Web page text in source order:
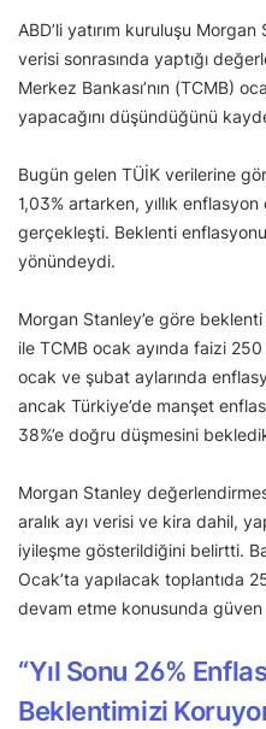
ABD’li yatırım kuruluşu
verisi sonrasında yaptığı
Merkez Bankası’nın (TCMB)
yapacağını düşündüğünü
Bugün gelen TÜİK verilerine
1,03% artarken, yıllık
gerçekleşti. Beklenti
yönündeydi.
Morgan Stanley’e göre
ile TCMB ocak ayında faizi
ocak ve şubat aylarında
ancak Türkiye’de manşet
38%’e doğru düşmesini
Morgan Stanley
aralık ayı verisi ve kira dahil,
iyileşme gösterildiğini belirtti.
Ocak’ta yapılacak toplantıda
devam etme konusunda
“Yıl Sonu 26%
Beklentimizi